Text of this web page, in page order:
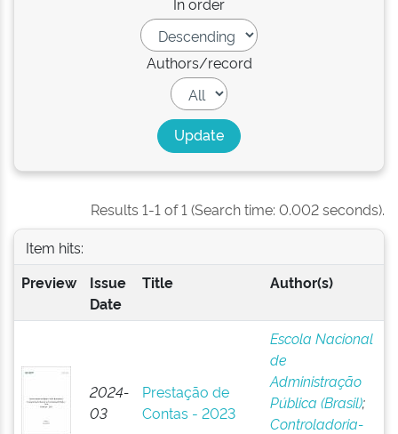
Authors/record
Results 1-1 of 1 (Search time: 0.002 seconds).
Item hits:
Preview
Issue
Date
Title Author(s)
2024-
03
Prestação de
Contas - 2023
Escola Nacional
de
Administração
Pública (Brasil);
Controladoria-